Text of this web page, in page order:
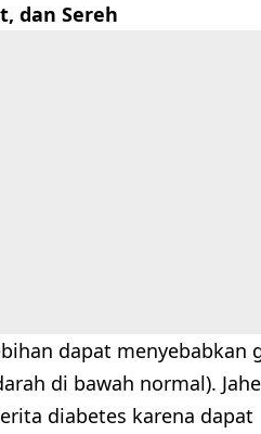
dan Sereh
dapat menyebabkan
di bawah normal). Jahe
diabetes karena dapat